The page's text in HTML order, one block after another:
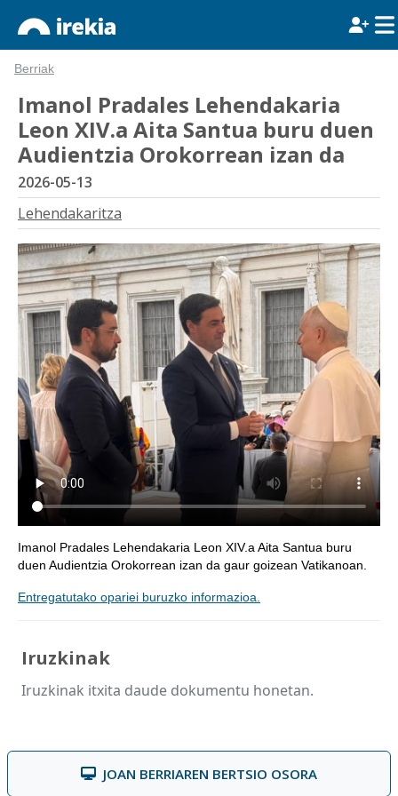
Berriak
Imanol Pradales Lehendakaria
Leon XIV.a Aita Santua buru duen
Audientzia Orokorrean izan da
2026-05-13
Lehendakaritza
Imanol Pradales Lehendakaria Leon XIV.a Aita Santua buru
duen Audientzia Orokorrean izan da gaur goizean Vatikanoan.
Entregatutako opariei buruzko informazioa.
Iruzkinak
Iruzkinak itxita daude dokumentu honetan.
JOAN BERRIAREN BERTSIO OSORA